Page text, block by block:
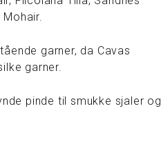
garner, da Cavas
garner.
pinde til smukke sjaler og